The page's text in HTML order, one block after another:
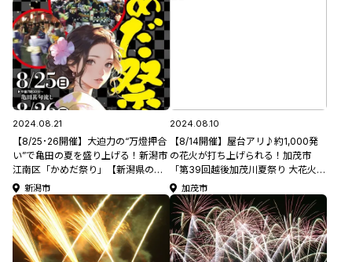
2024.08.21
【8/25･26開催】大迫力の“万燈押合
い”で亀田の夏を盛り上げる！新潟市
江南区「かめだ祭り」【新潟県の祭
り･夏祭り特集2024】
新潟市
2024.08.10
【8/14開催】屋台アリ♪約1,000発
の花火が打ち上げられる！加茂市
「第39回越後加茂川夏祭り 大花火大
会」【新潟県の花火大会特集2024】
加茂市